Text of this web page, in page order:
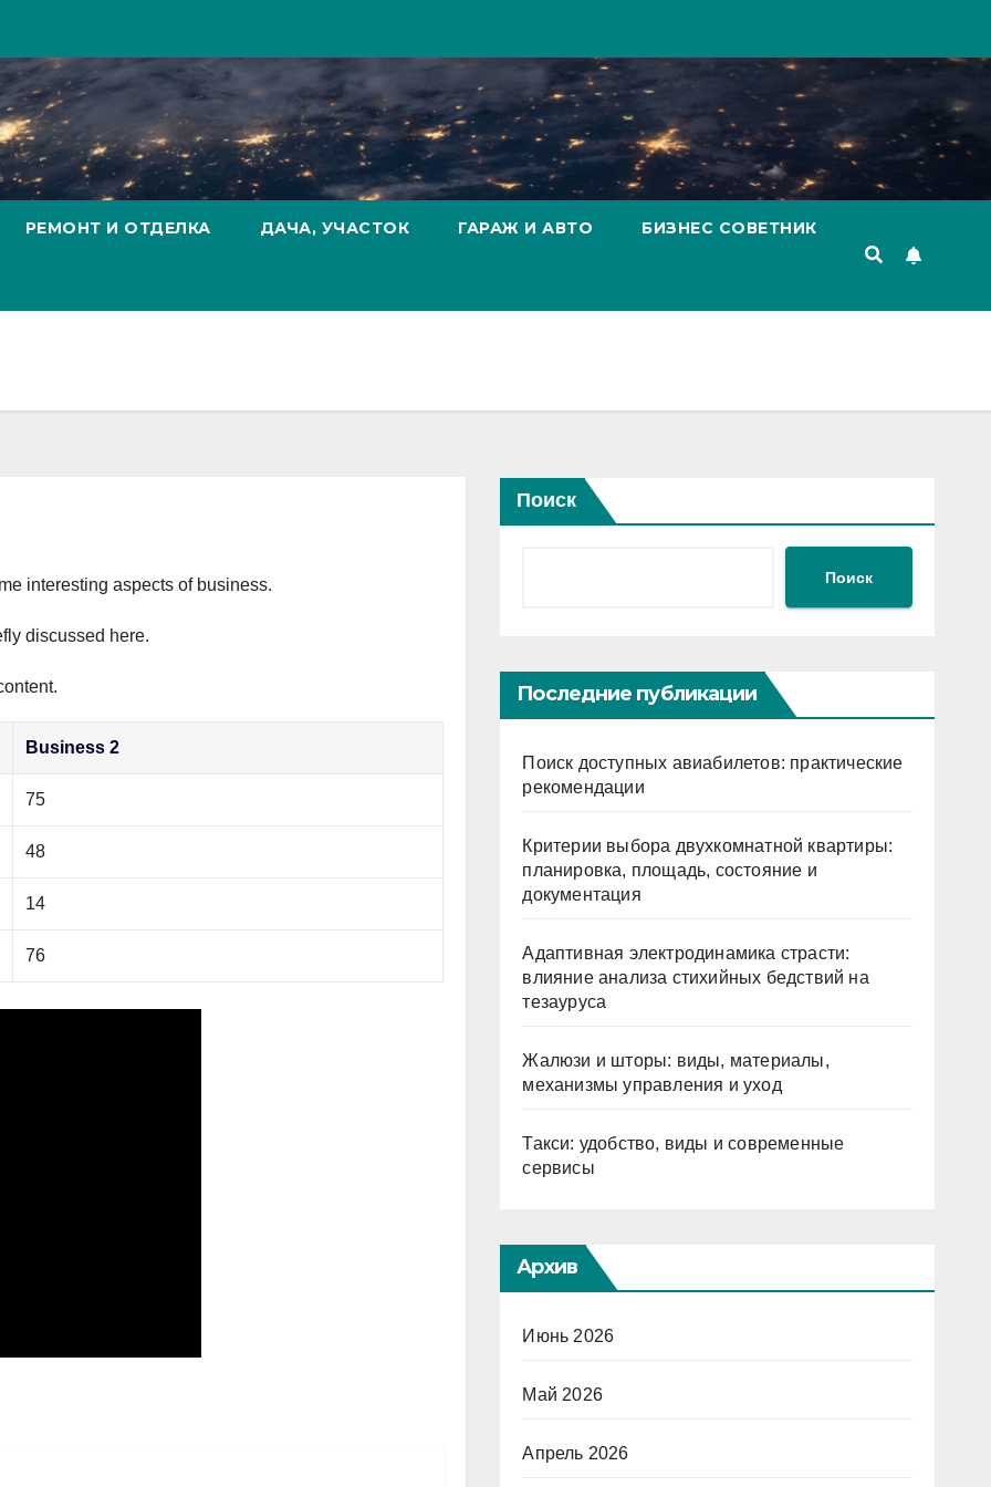
РЕМОНТ И ОТДЕЛКА ДАЧА, УЧАСТОК ГАРАЖ И АВТО БИЗНЕС СОВЕТНИК
interesting aspects of business.
discussed here.
Business 2
75
48
14
76
Поиск
Поиск
Последние публикации
Поиск доступных авиабилетов: практические
рекомендации
Критерии выбора двухкомнатной квартиры:
планировка, площадь, состояние и
документация
Адаптивная электродинамика страсти:
влияние анализа стихийных бедствий на
тезауруса
Жалюзи и шторы: виды, материалы,
механизмы управления и уход
Такси: удобство, виды и современные
сервисы
Архив
Июнь 2026
Май 2026
Апрель 2026